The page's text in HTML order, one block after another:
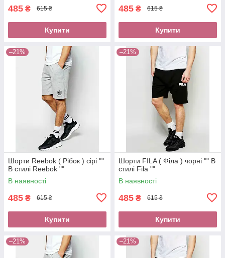
485 ₴ 615 ₴
Купити
485 ₴ 615 ₴
Купити
–21%
Шорти Reebok ( Рібок ) сірі ""
В стилі Reebok ""
В наявності
485 ₴ 615 ₴
Купити
–21%
Шорти FILA ( Філа ) чорні "" В
стилі Fila ""
В наявності
485 ₴ 615 ₴
Купити
–21% –21%